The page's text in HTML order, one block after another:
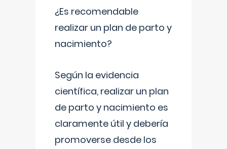
¿Es recomendable
realizar un plan de parto y
nacimiento?
Según la evidencia
científica, realizar un plan
de parto y nacimiento es
claramente útil y debería
promoverse desde los